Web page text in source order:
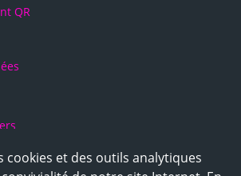
QR
cookies et des outils analytiques